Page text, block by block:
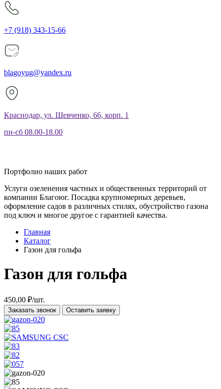
+7 (918) 343-15-66
blagoyug@yandex.ru
Краснодар, ул. Шевченко, 66, корп. 1
пн-сб 08.00-18.00
Портфолио наших работ
Услуги озеленения частных и общественных территорий от
компании Благоюг. Посадка крупномерных деревьев,
оформление садов в различных стилях, обустройство газона
под ключ и многое другое с гарантией качества.
Главная
Каталог
Газон для гольфа
Газон для гольфа
450,00 ₽/шт.
Заказать звонок Оставить заявку